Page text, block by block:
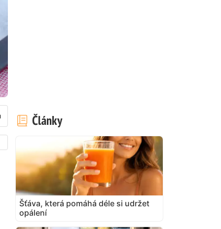
Články
Šťáva, která pomáhá déle si udržet
opálení